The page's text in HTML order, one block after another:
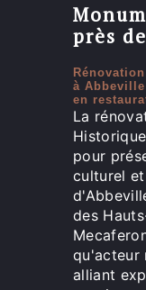
près
à
en
La
pour
culturel
des
qu'acteur
alliant